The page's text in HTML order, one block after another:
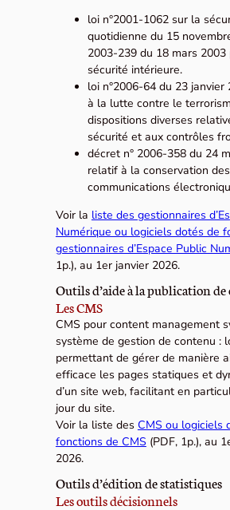
loi n°2001-1062 sur la
quotidienne du 15
2003-239 du 18 mars 2003
sécurité intérieure.
loi n°2006-64 du 23 janvier
à la lutte contre le
dispositions diverses
sécurité et aux contrôles
décret n° 2006-358 du 24
relatif à la conservation
communications
Voir la liste des gestionnaires
Numérique ou logiciels dotés de
gestionnaires d’Espace Public
1p.), au 1er janvier 2026.
Outils d’aide à la publication
Les CMS
CMS pour content management
système de gestion de contenu :
permettant de gérer de manière
efficace les pages statiques et
d’un site web, facilitant en
jour du site.
Voir la liste des CMS ou logiciels
fonctions de CMS (PDF, 1p.), au
2026.
Outils d’édition de statistiques
Les outils décisionnels